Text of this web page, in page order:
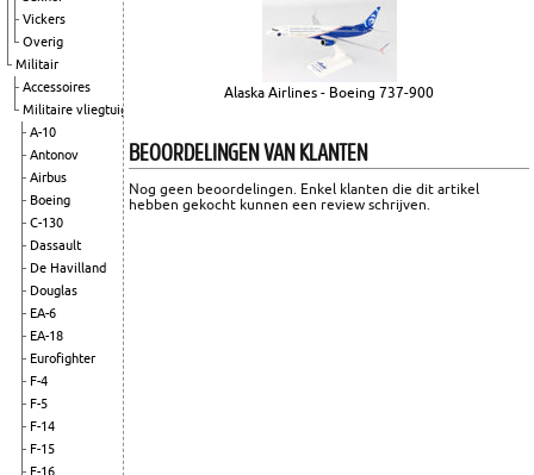
Vickers
Overig
Militair
Accessoires
Militaire vliegtuigen
A-10
Antonov
Airbus
Boeing
C-130
Dassault
De Havilland
Douglas
EA-6
EA-18
Eurofighter
F-4
F-5
F-14
F-15
F-16
Alaska Airlines - Boeing 737-900
BEOORDELINGEN VAN KLANTEN
Nog geen beoordelingen. Enkel klanten die dit artikel
hebben gekocht kunnen een review schrijven.